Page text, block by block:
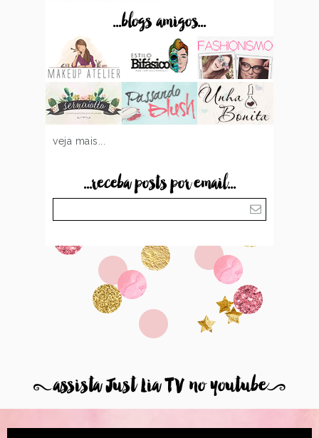
...blogs amigos...
veja mais...
...receba posts por email...
8assista Just Lia TV no youtube9